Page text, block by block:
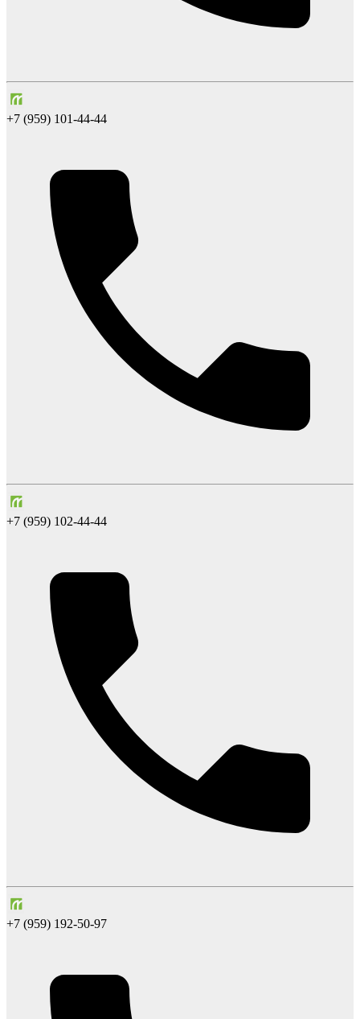
+7 (959) 101-44-44
+7 (959) 102-44-44
+7 (959) 192-50-97